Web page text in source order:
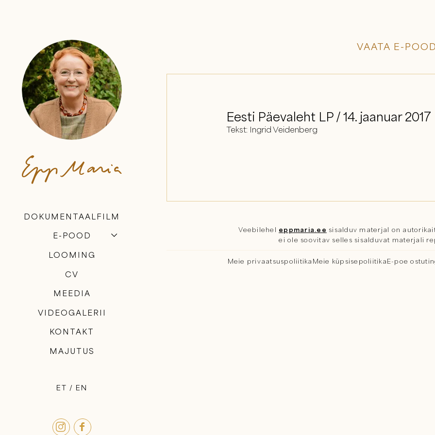
ET EN
 
DOKUMENTAALFILM
E-POOD
LOOMING
CV
MEEDIA
VIDEOGALERII
KONTAKT
MAJUTUS
VAATA E-
Eesti Päevaleht LP / 14. jaanuar 2017
Tekst: Ingrid Veidenberg
Veebilehel eppmaria.ee sisalduv materjal on
ei ole soovitav selles sisalduvat materjali
Meie privaatsuspoliitika Meie küpsisepoliitikaE-poe